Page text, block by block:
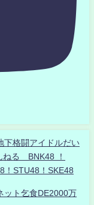
格闘アイドルだい
ねる BNK48 ！
！STU48！SKE48
ット乞食DE2000万